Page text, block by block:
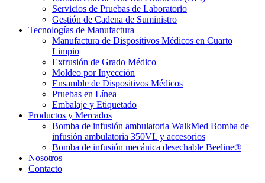
Servicios de Pruebas de Laboratorio
Gestión de Cadena de Suministro
Tecnologías de Manufactura
Manufactura de Dispositivos Médicos en Cuarto
Limpio
Extrusión de Grado Médico
Moldeo por Inyección
Ensamble de Dispositivos Médicos
Pruebas en Línea
Embalaje y Etiquetado
Productos y Mercados
Bomba de infusión ambulatoria WalkMed Bomba de
infusión ambulatoria 350VL y accesorios
Bomba de infusión mecánica desechable Beeline®
Nosotros
Contacto